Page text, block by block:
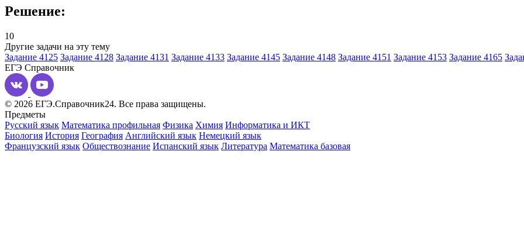
Решение:
10
Другие задачи на эту тему
Задание 4125 Задание 4128 Задание 4131 Задание 4133 Задание 4145 Задание 4148 Задание 4151 Задание 4153 Задание 4165
ЕГЭ Справочник
© 2026 ЕГЭ.Справочник24. Все права защищены.
Предметы
Русский язык Математика профильная Физика Химия Информатика и ИКТ
Биология История География Английский язык Немецкий язык
Французский язык Обществознание Испанский язык Литература Математика базовая